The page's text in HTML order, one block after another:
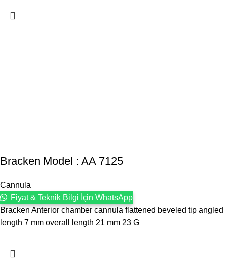
Bracken Model : AA 7125
Cannula
Fiyat & Teknik Bilgi İçin WhatsApp
Bracken Anterior chamber cannula flattened beveled tip angled
length 7 mm overall length 21 mm 23 G